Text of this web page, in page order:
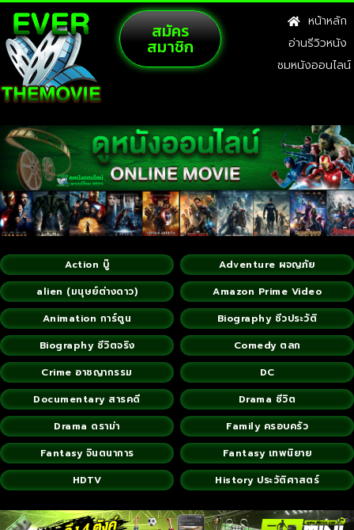
สมัคร
สมาชิก
หน้าหลัก
อ่านรีวิวหนัง
ชมหนังออนไลน์
Action บู๊
Adventure ผจญภัย
alien (มนุษย์ต่างดาว)
Amazon Prime Video
Animation การ์ตูน
Biography ชีวประวัติ
Biography ชีวิตจริง
Comedy ตลก
Crime อาชญากรรม
DC
Documentary สารคดี
Drama ชีวิต
Drama ดราม่า
Family ครอบครัว
Fantasy จินตนาการ
Fantasy เทพนิยาย
HDTV
History ประวัติศาสตร์